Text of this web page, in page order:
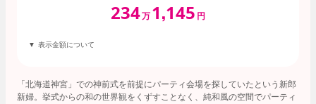
234万 1,145 円
表示金額について
「北海道神宮」での神前式を前提にパーティ会場を探していたという新郎
新婦。挙式からの和の世界観をくずすことなく、純和風の空間でパーティ